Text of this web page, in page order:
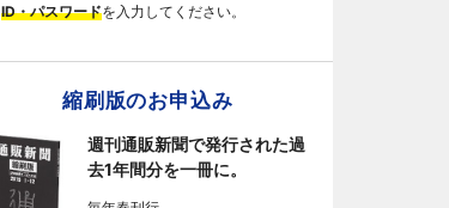
ID・パスワードを入力してください。
縮刷版のお申込み
週刊通販新聞で発行された過
去1年間分を一冊に。